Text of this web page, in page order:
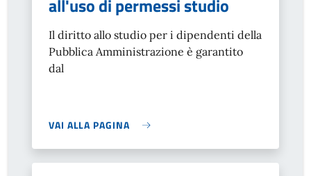
all'uso di permessi studio
Il diritto allo studio per i dipendenti della
Pubblica Amministrazione è garantito
dal
VAI ALLA PAGINA